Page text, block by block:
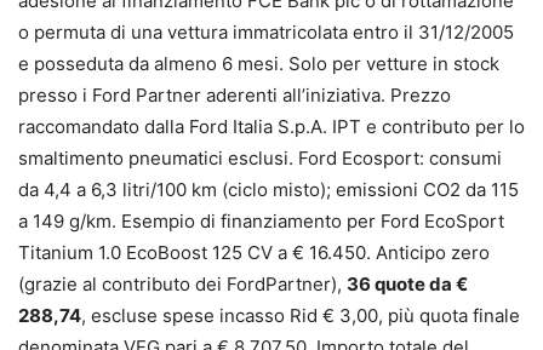
o permuta di una vettura immatricolata entro il 31/12/2005
e posseduta da almeno 6 mesi. Solo per vetture in stock
presso i Ford Partner aderenti all’iniziativa. Prezzo
raccomandato dalla Ford Italia S.p.A. IPT e contributo per lo
smaltimento pneumatici esclusi. Ford Ecosport: consumi
da 4,4 a 6,3 litri/100 km (ciclo misto); emissioni CO2 da 115
a 149 g/km. Esempio di finanziamento per Ford EcoSport
Titanium 1.0 EcoBoost 125 CV a € 16.450. Anticipo zero
(grazie al contributo dei FordPartner), 36 quote da €
288,74, escluse spese incasso Rid € 3,00, più quota finale